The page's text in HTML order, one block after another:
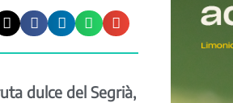
dulce del Segrià,